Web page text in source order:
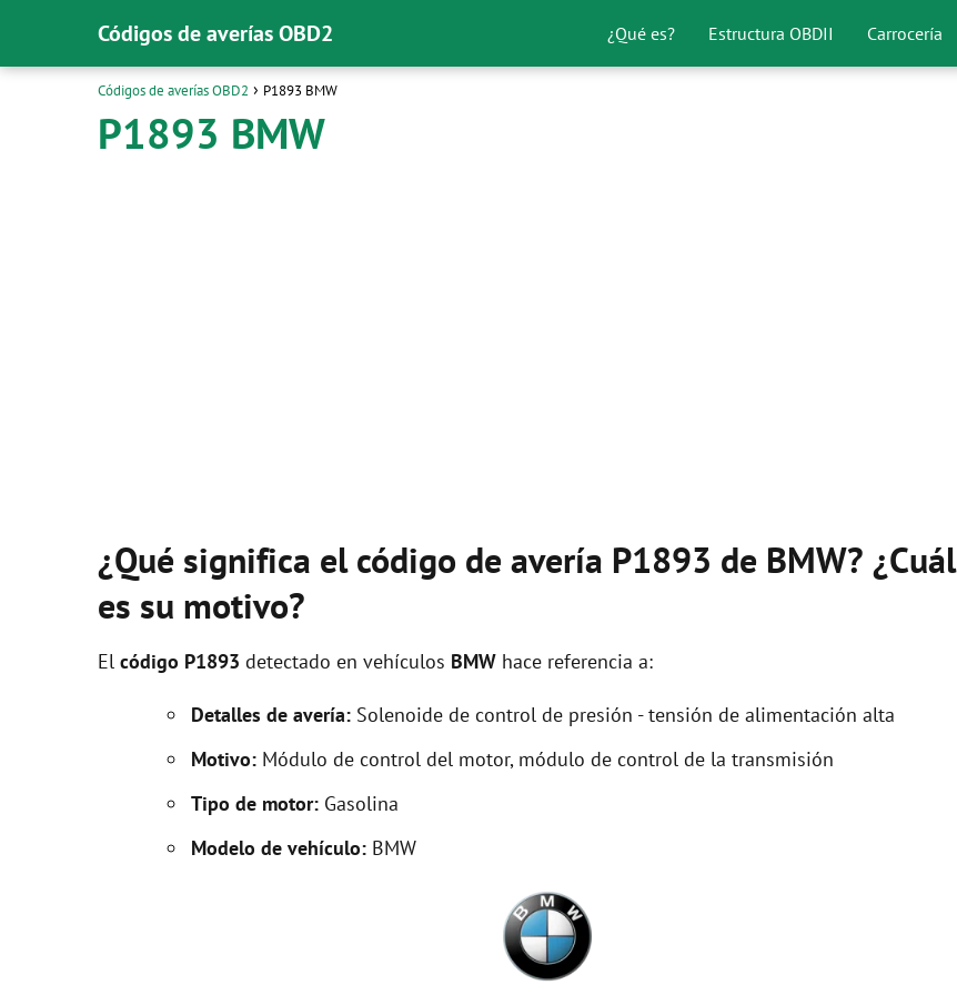
Códigos de averías OBD2 ¿Qué es? Estructura OBDII Carrocería
Códigos de averías OBD2 P1893 BMW
P1893 BMW
¿Qué significa el código de avería P1893 de BMW? ¿Cuál
es su motivo?
El código P1893 detectado en vehículos BMW hace referencia a:
Detalles de avería: Solenoide de control de presión - tensión de alimentación alta
Motivo: Módulo de control del motor, módulo de control de la transmisión
Tipo de motor: Gasolina
Modelo de vehículo: BMW